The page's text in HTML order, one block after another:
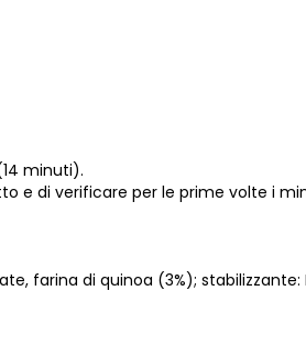
minuti).
di verificare per le prime volte i
farina di quinoa (3%); stabilizzante: